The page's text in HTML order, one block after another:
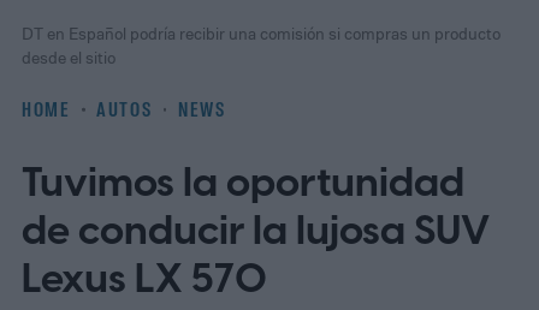
HOME AUTOS NEWS
DT en Español podría recibir una comisión si compras un producto
desde el sitio
Tuvimos la oportunidad
de conducir la lujosa SUV
Lexus LX 570